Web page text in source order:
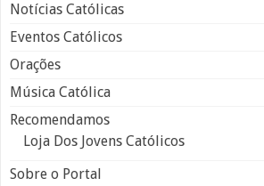
Notícias Católicas
Eventos Católicos
Orações
Música Católica
Recomendamos
Loja Dos Jovens Católicos
Sobre o Portal